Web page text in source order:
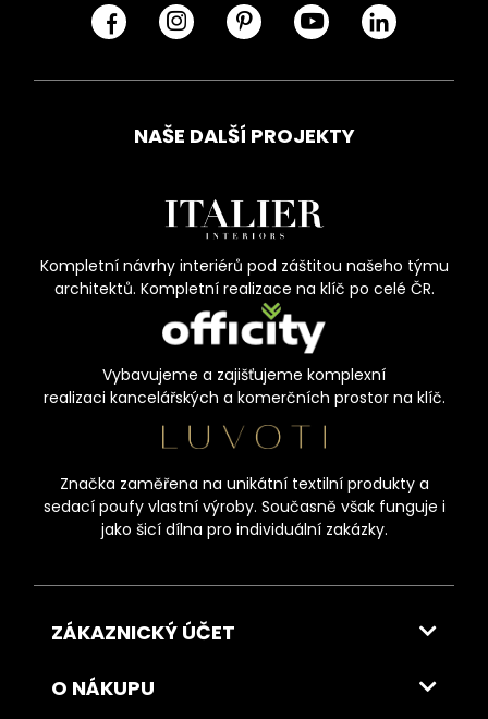
NAŠE DALŠÍ PROJEKTY
Kompletní návrhy interiérů pod záštitou našeho týmu
architektů. Kompletní realizace na klíč po celé ČR.
Vybavujeme a zajišťujeme komplexní
realizaci kancelářských a komerčních prostor na klíč.
Značka zaměřena na unikátní textilní produkty a
sedací poufy vlastní výroby. Současně však funguje i
jako šicí dílna pro individuální zakázky.
ZÁKAZNICKÝ ÚČET
O NÁKUPU